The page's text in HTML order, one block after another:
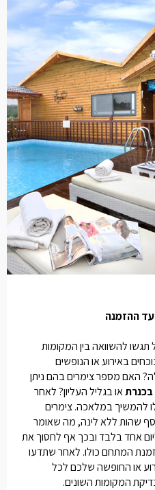
ההזמנה
להשוואה בין המקומות
באירוע או הנופשים
האם מספר צימרים בהם ניתן
בכנרתאו בגליל העליון? לאחר
להמשיך במלאכה.צימרים
שהות ללא לינה, מה שאומר
אחד בלבד ובכך אף לחסוך את
המתחם כולו. לאחר שתדעו
או החופשה שלכם לכל
המקומות השונים.